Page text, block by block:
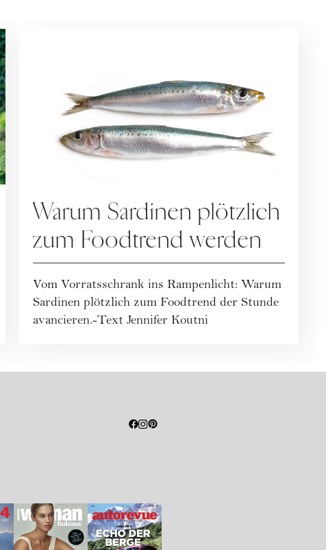
Warum Sardinen plötzlich
zum Foodtrend werden
Vom Vorratsschrank ins Rampenlicht: Warum
Sardinen plötzlich zum Foodtrend der Stunde
avancieren.-Text Jennifer Koutni